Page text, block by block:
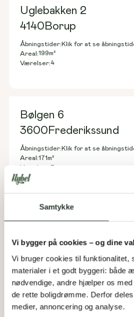
Samtykke
Vi bygger på cookies – og dine
Vi bruger cookies til
materialer i et godt byggeri:
nødvendige, andre hjælper os
de rette boligdrømme. Derfor
medier, annoncering og analyse.
Uglebakken 2
4140 Borup
Åbningstider: Klik for at se
Areal:199m²
Værelser:4
Bølgen 6
3600 Frederikssund
Åbningstider: Klik for at se
Areal:171m²
3
Se vores
drøm videre
sofaen
Det er nemt, hurtigt og kun